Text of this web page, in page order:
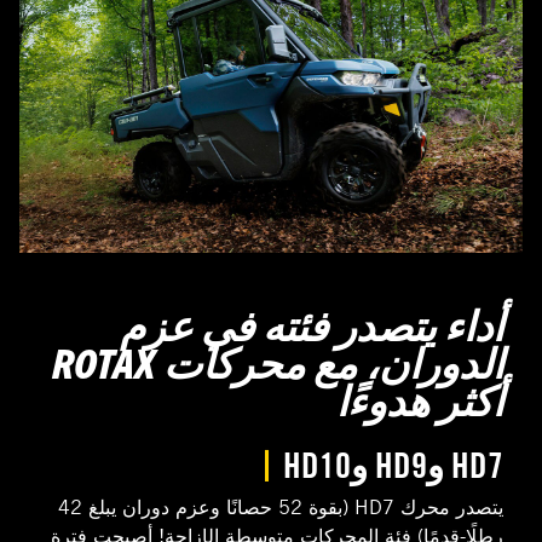
أداء يتصدر فئته في عزم
الدوران، مع محركات ROTAX
أكثر هدوءًا
HD7 وHD9 وHD10
يتصدر محرك HD7 (بقوة 52 حصانًا وعزم دوران يبلغ 42
رطلًا-قدمًا) فئة المحركات متوسطة الإزاحة! أصبحت فترة